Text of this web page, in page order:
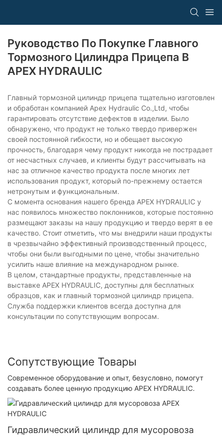
Руководство По Покупке Главного
Тормозного Цилиндра Прицепа В
APEX HYDRAULIC
Главный тормозной цилиндр прицепа тщательно изготовлен
и обработан компанией Apex Hydraulic Co.,Ltd, чтобы
гарантировать отсутствие дефектов в изделии. Было
обнаружено, что продукт не только твердо привержен
своей постоянной гибкости, но и обещает высокую
прочность, благодаря чему продукт никогда не пострадает
от несчастных случаев, и клиенты будут рассчитывать на
нас за отличное качество продукта после многих лет
использования продукт, который по-прежнему остается
нетронутым и функциональным.
С момента основания нашего бренда APEX HYDRAULIC у
нас появилось множество поклонников, которые постоянно
размещают заказы на нашу продукцию и твердо верят в ее
качество. Стоит отметить, что мы внедрили наши продукты
в чрезвычайно эффективный производственный процесс,
чтобы они были выгодными по цене, чтобы значительно
усилить наше влияние на международном рынке.
В целом, стандартные продукты, представленные на
выставке APEX HYDRAULIC, доступны для бесплатных
образцов, как и главный тормозной цилиндр прицепа.
Служба поддержки клиентов всегда доступна для
консультации по сопутствующим вопросам.
Сопутствующие Товары
Современное оборудование и опыт, безусловно, помогут
создавать более ценную продукцию APEX HYDRAULIC.
Гидравлический цилиндр для мусоровоза